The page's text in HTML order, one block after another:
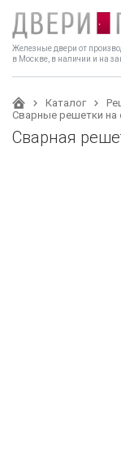
Железные двери от
в Москве, в наличии и на
Каталог
Сварные решетки на
Сварная